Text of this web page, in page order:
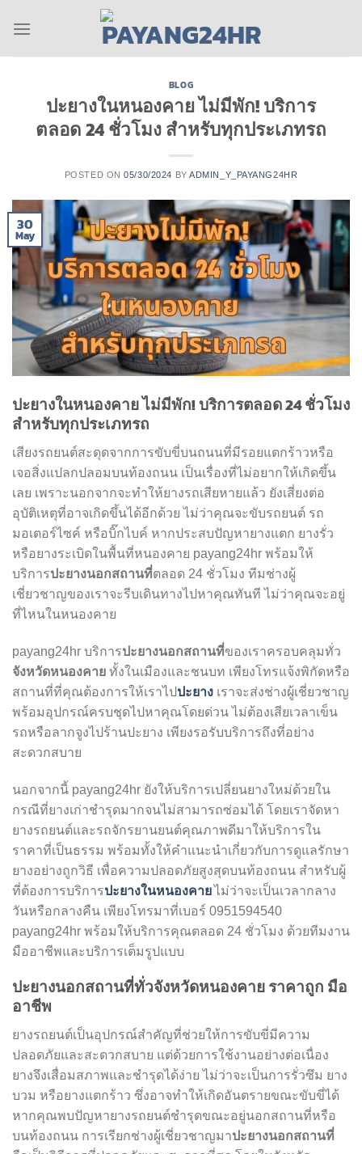
BLOG
ปะยางในหนองคาย ไม่มีพัก! บริการ
ตลอด 24 ชั่วโมง สำหรับทุกประเภทรถ
POSTED ON05/30/2024 BYADMIN_Y_PAYANG24HR
30
May
ปะยางในหนองคาย ไม่มีพัก! บริการตลอด 24 ชั่วโมง
สำหรับทุกประเภทรถ
เสียงรถยนต์สะดุดจากการขับขี่บนถนนที่มีรอยแตกร้าวหรือ
เจอสิ่งแปลกปลอมบนท้องถนน เป็นเรื่องที่ไม่อยากให้เกิดขึ้น
เลย เพราะนอกจากจะทำให้ยางรถเสียหายแล้ว ยังเสี่ยงต่อ
อุบัติเหตุที่อาจเกิดขึ้นได้อีกด้วย ไม่ว่าคุณจะขับรถยนต์ รถ
มอเตอร์ไซค์ หรือบิ๊กไบค์ หากประสบปัญหายางแตก ยางรั่ว
หรือยางระเบิดในพื้นที่หนองคาย payang24hr พร้อมให้
บริการปะยางนอกสถานที่ตลอด 24 ชั่วโมง ทีมช่างผู้
เชี่ยวชาญของเราจะรีบเดินทางไปหาคุณทันที ไม่ว่าคุณจะอยู่
ที่ไหนในหนองคาย
payang24hr บริการปะยางนอกสถานที่ของเราครอบคลุมทั่ว
จังหวัดหนองคาย ทั้งในเมืองและชนบท เพียงโทรแจ้งพิกัดหรือ
สถานที่ที่คุณต้องการให้เราไป ปะยาง เราจะส่งช่างผู้เชี่ยวชาญ
พร้อมอุปกรณ์ครบชุดไปหาคุณโดยด่วน ไม่ต้องเสียเวลาเข็น
รถหรือลากจูงไปร้านปะยาง เพียงรอรับบริการถึงที่อย่าง
สะดวกสบาย
นอกจากนี้ payang24hr ยังให้บริการเปลี่ยนยางใหม่ด้วยใน
กรณีที่ยางเก่าชำรุดมากจนไม่สามารถซ่อมได้ โดยเราจัดหา
ยางรถยนต์และรถจักรยานยนต์คุณภาพดีมาให้บริการใน
ราคาที่เป็นธรรม พร้อมทั้งให้คำแนะนำเกี่ยวกับการดูแลรักษา
ยางอย่างถูกวิธี เพื่อความปลอดภัยสูงสุดบนท้องถนน สำหรับผู้
ที่ต้องการบริการปะยางในหนองคายไม่ว่าจะเป็นเวลากลาง
วันหรือกลางคืน เพียงโทรมาที่เบอร์ 0951594540
payang24hr พร้อมให้บริการคุณตลอด 24 ชั่วโมง ด้วยทีมงาน
มืออาชีพและบริการเต็มรูปแบบ
ปะยางนอกสถานที่ทั่วจังหวัดหนองคาย ราคาถูก มือ
อาชีพ
ยางรถยนต์เป็นอุปกรณ์สำคัญที่ช่วยให้การขับขี่มีความ
ปลอดภัยและสะดวกสบาย แต่ด้วยการใช้งานอย่างต่อเนื่อง
ยางจึงเสื่อมสภาพและชำรุดได้ง่าย ไม่ว่าจะเป็นการรั่วซึม ยาง
บวม หรือยางแตกร้าว ซึ่งอาจทำให้เกิดอันตรายขณะขับขี่ได้
หากคุณพบปัญหายางรถยนต์ชำรุดขณะอยู่นอกสถานที่หรือ
บนท้องถนน การเรียกช่างผู้เชี่ยวชาญมาปะยางนอกสถานที่